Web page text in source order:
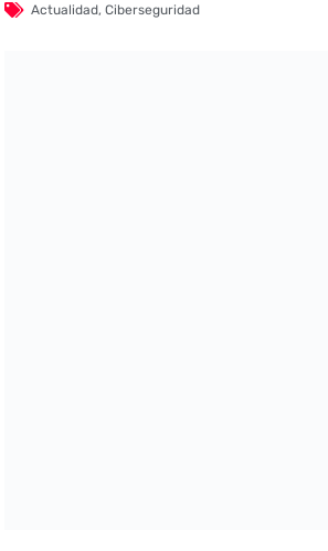
Actualidad,Ciberseguridad